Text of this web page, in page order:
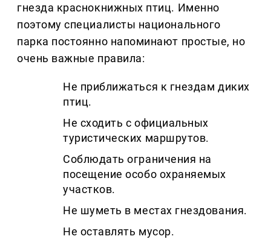
гнезда краснокнижных птиц. Именно
поэтому специалисты национального
парка постоянно напоминают простые, но
очень важные правила:
Не приближаться к гнездам диких
птиц.
Не сходить с официальных
туристических маршрутов.
Соблюдать ограничения на
посещение особо охраняемых
участков.
Не шуметь в местах гнездования.
Не оставлять мусор.